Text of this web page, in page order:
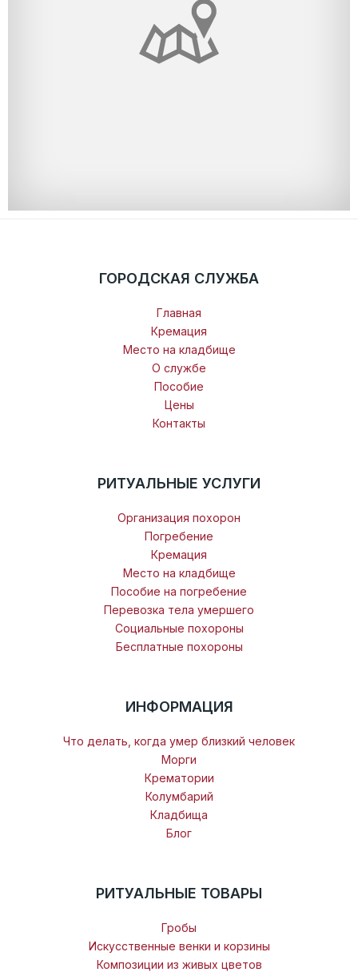
ГОРОДСКАЯ СЛУЖБА
Главная
Кремация
Место на кладбище
О службе
Пособие
Цены
Контакты
РИТУАЛЬНЫЕ УСЛУГИ
Организация похорон
Погребение
Кремация
Место на кладбище
Пособие на погребение
Перевозка тела умершего
Социальные похороны
Бесплатные похороны
ИНФОРМАЦИЯ
Что делать, когда умер близкий человек
Морги
Крематории
Колумбарий
Кладбища
Блог
РИТУАЛЬНЫЕ ТОВАРЫ
Гробы
Искусственные венки и корзины
Композиции из живых цветов